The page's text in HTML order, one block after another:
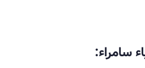
سامراء: